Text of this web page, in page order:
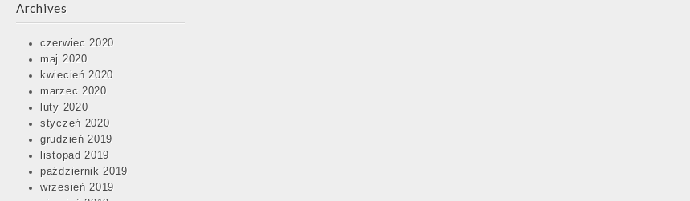
Archives
czerwiec 2020
maj 2020
kwiecień 2020
marzec 2020
luty 2020
styczeń 2020
grudzień 2019
listopad 2019
październik 2019
wrzesień 2019